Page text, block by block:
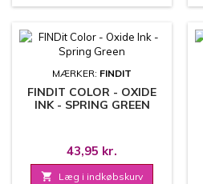
MÆRKER: FINDIT
FINDIT COLOR - OXIDE
INK - SPRING GREEN
43,95 kr.
 Læg i indkøbskurv